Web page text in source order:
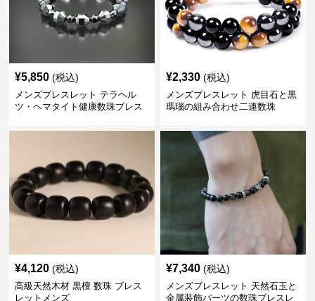
¥5,850 (税込)
メンズブレスレット テラヘル
ツ・ヘマタイト健康数珠ブレス
¥2,330 (税込)
メンズブレスレット 虎目石と黒
瑪瑙の組み合わせ二連数珠
¥4,120 (税込)
高級天然木材 黒檀 数珠 ブレス
レットメンズ
¥7,340 (税込)
メンズブレスレット 天然石玉と
金属装飾パーツの数珠ブレスレ